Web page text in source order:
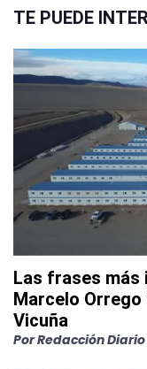
TE PUEDE
Las frases más
Marcelo
Vicuña
PorRedacción